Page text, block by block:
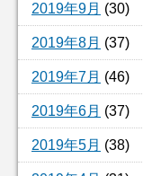
2019年9月 (30)
2019年8月 (37)
2019年7月 (46)
2019年6月 (37)
2019年5月 (38)